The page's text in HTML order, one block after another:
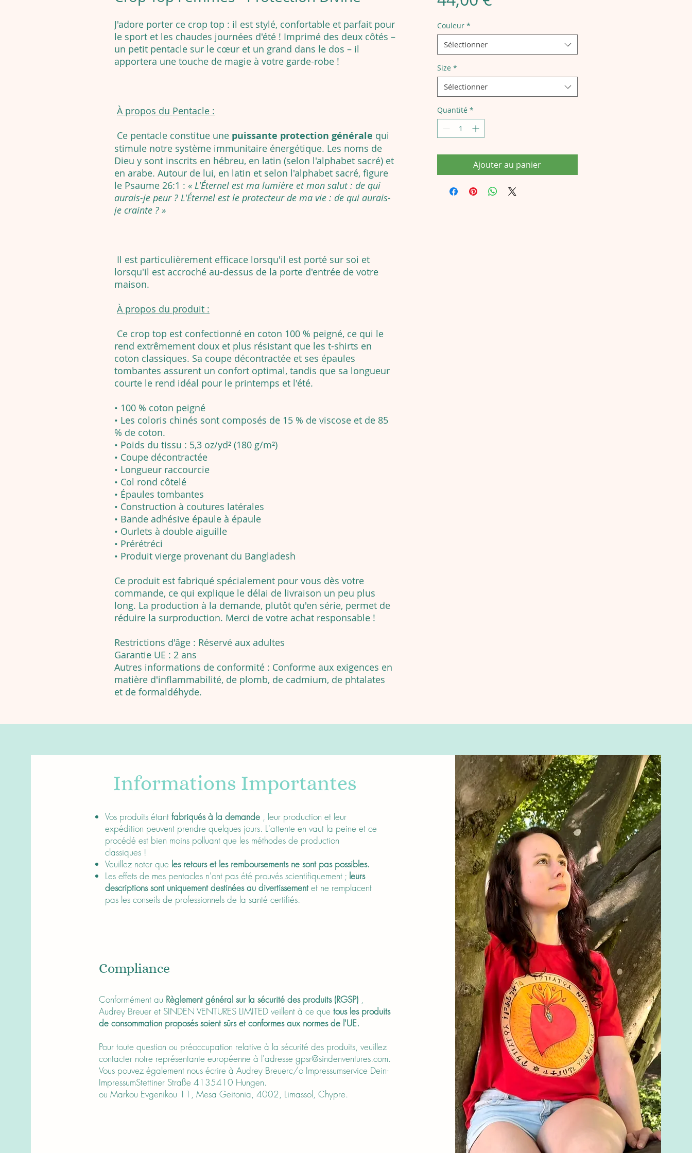
J'adore porter ce crop top : il est stylé, confortable et parfait pour
le sport et les chaudes journées d'été ! Imprimé des deux côtés –
un petit pentacle sur le cœur et un grand dans le dos – il
apportera une touche de magie à votre garde-robe !
À propos du Pentacle :
Ce pentacle constitue une puissante protection générale qui
stimule notre système immunitaire énergétique. Les noms de
Dieu y sont inscrits en hébreu, en latin (selon l'alphabet sacré) et
en arabe. Autour de lui, en latin et selon l'alphabet sacré, figure
le Psaume 26:1 : « L'Éternel est ma lumière et mon salut : de qui
aurais-je peur ? L'Éternel est le protecteur de ma vie : de qui aurais-
je crainte ? »
Il est particulièrement efficace lorsqu'il est porté sur soi et
lorsqu'il est accroché au-dessus de la porte d'entrée de votre
maison.
À propos du produit :
Ce crop top est confectionné en coton 100 % peigné, ce qui le
rend extrêmement doux et plus résistant que les t-shirts en
coton classiques. Sa coupe décontractée et ses épaules
tombantes assurent un confort optimal, tandis que sa longueur
courte le rend idéal pour le printemps et l'été.
• 100 % coton peigné
• Les coloris chinés sont composés de 15 % de viscose et de 85
% de coton.
• Poids du tissu : 5,3 oz/yd² (180 g/m²)
• Coupe décontractée
• Longueur raccourcie
• Col rond côtelé
• Épaules tombantes
• Construction à coutures latérales
• Bande adhésive épaule à épaule
• Ourlets à double aiguille
• Prérétréci
• Produit vierge provenant du Bangladesh
Ce produit est fabriqué spécialement pour vous dès votre
commande, ce qui explique le délai de livraison un peu plus
long. La production à la demande, plutôt qu'en série, permet de
réduire la surproduction. Merci de votre achat responsable !
Restrictions d'âge : Réservé aux adultes
Garantie UE : 2 ans
Autres informations de conformité : Conforme aux exigences en
matière d'inflammabilité, de plomb, de cadmium, de phtalates
et de formaldéhyde.
Couleur *
Sélectionner
Size *
Sélectionner
Quantité *
Ajouter au panier
Informations Importantes
About
Vos produits étant fabriqués à la demande, leur production et leur
expédition peuvent prendre quelques jours. L'attente en vaut la peine et ce
procédé est bien moins polluant que les méthodes de production
classiques !
Veuillez noter que les retours et les remboursements ne sont pas possibles.
Les effets de mes pentacles n'ont pas été prouvés scientifiquement ; leurs
descriptions sont uniquement destinées au divertissementet ne remplacent
pas les conseils de professionnels de la santé certifiés.
Compliance
Conformément au Règlement général sur la sécurité des produits (RGSP),
Audrey Breuer et SINDEN VENTURES LIMITED veillent à ce que tous les produits
de consommation proposés soient sûrs et conformes aux normes de l'UE.
Pour toute question ou préoccupation relative à la sécurité des produits, veuillez
contacter notre représentante européenne à l'adresse gpsr@sindenventures.com.
Vous pouvez également nous écrire à Audrey Breuerc/o Impressumservice Dein-
ImpressumStettiner Straße 4135410 Hungen.
ou Markou Evgenikou 11, Mesa Geitonia, 4002, Limassol, Chypre.